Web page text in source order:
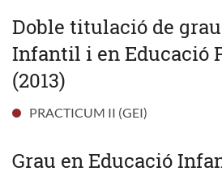
Doble titulació de
Infantil i en Educació
(2013)
PRACTICUM II (GEI)
Grau en Educació